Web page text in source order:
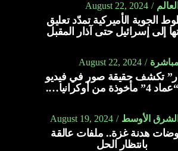
August 22, 2024
الجوية الأميركية تمدّد تعليق
إلى إسرائيل حتى آذار المقبل
مباشرة August 22, 2024
تكشف حقيقة صور في فيديو
من أوكرانيا….
الشرق الأوسط August 19, 2024
هدنة غزة.. ملفات عالقة
بانتظار الحل